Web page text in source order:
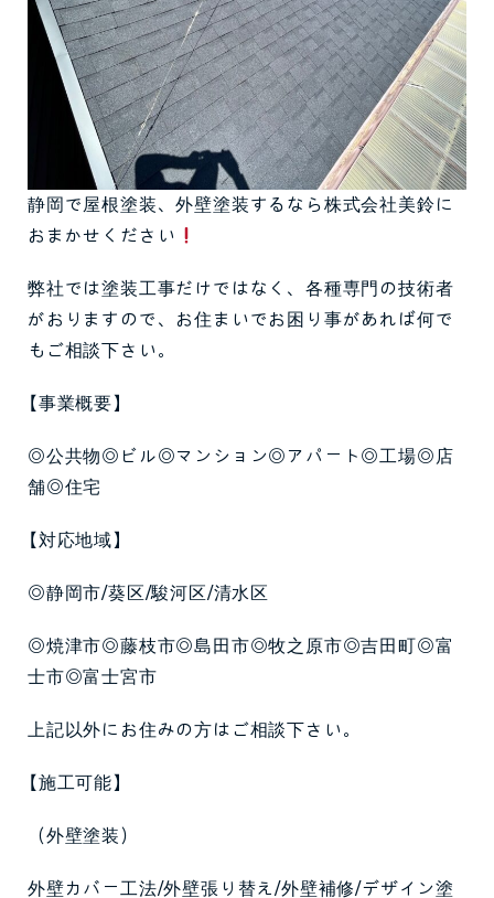
静岡で屋根塗装、外壁塗装するなら株式会社美鈴に
おまかせください
弊社では塗装工事だけではなく、各種専門の技術者
がおりますので、お住まいでお困り事があれば何で
もご相談下さい。
【事業概要】
◎公共物◎ビル◎マンション◎アパート◎工場◎店
舗◎住宅
【対応地域】
◎静岡市/葵区/駿河区/清水区
◎焼津市◎藤枝市◎島田市◎牧之原市◎吉田町◎富
士市◎富士宮市
上記以外にお住みの方はご相談下さい。
【施工可能】
（外壁塗装）
外壁カバー工法/外壁張り替え/外壁補修/デザイン塗